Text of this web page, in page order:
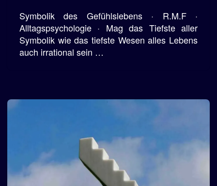
Symbolik des Gefühlslebens · R.M.F ·
Alltagspsychologie · Mag das Tiefste aller
Symbolik wie das tiefste Wesen alles Lebens
auch irrational sein …